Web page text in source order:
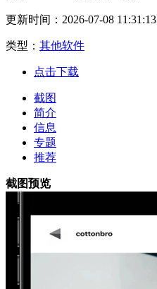
更新时间： 2026-07-08 11:31:13
类型： 其他软件
点击下载
截图
简介
信息
专题
推荐
截图预览